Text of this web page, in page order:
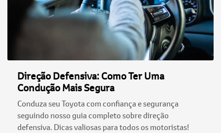
Direção Defensiva: Como Ter Uma
Condução Mais Segura
Conduza seu Toyota com confiança e segurança
seguindo nosso guia completo sobre direção
defensiva. Dicas valiosas para todos os motoristas!